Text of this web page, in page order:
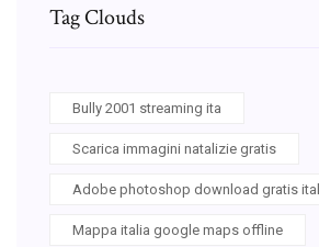
Tag Clouds
Bully 2001 streaming ita
Scarica immagini natalizie gratis
Adobe photoshop download gratis
Mappa italia google maps offline